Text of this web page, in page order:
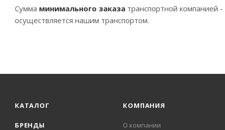
Сумма минимального заказа транспортной компанией -
осуществляется нашим транспортом.
КАТАЛОГ
БРЕНДЫ
КОМПАНИЯ
О компании